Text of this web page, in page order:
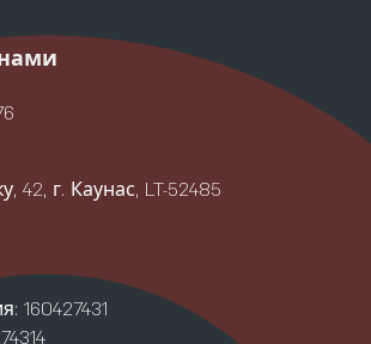
42, г. Каунас, LT-52485
160427431